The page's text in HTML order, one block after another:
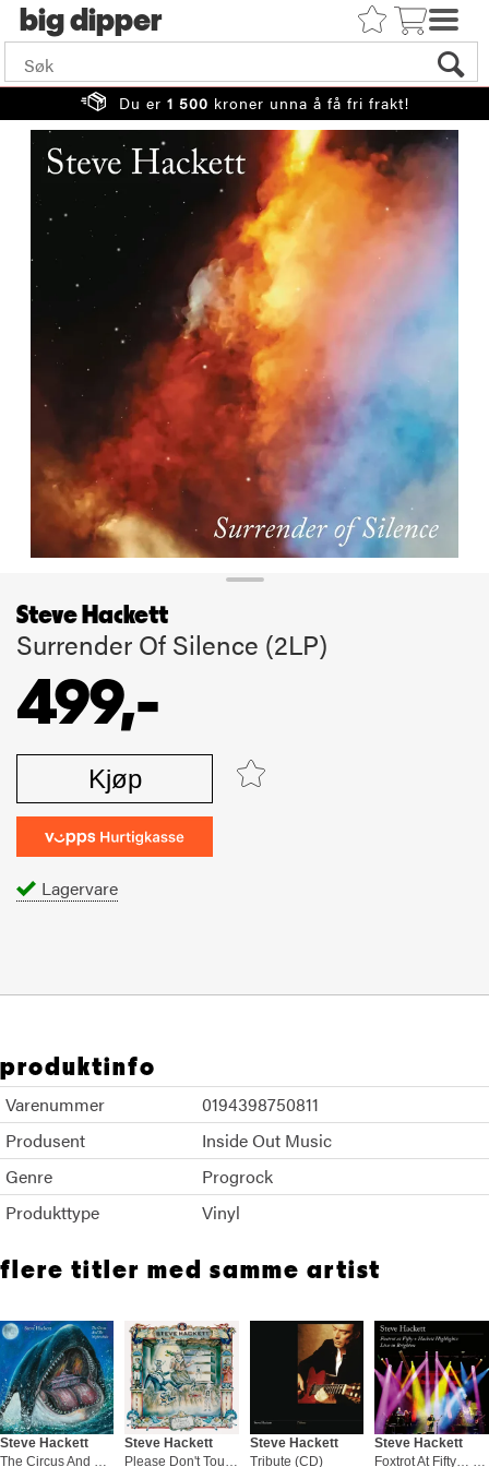
big
Du er 1 500 kroner unna å få fri frakt!
Steve Hackett
Surrender Of Silence (2LP)
499,-
Kjøp
Lagervare
produktinfo
Varenummer
0194398750811
Produsent
Inside Out Music
Genre
Progrock
Produkttype
Vinyl
flere titler med samme artist
Steve Hackett
The Circus And The Nightwhale (LP)
Steve Hackett
Please Don't Touch (CD)
Steve Hackett
Tribute (CD)
Steve Hackett
Foxtrot At Fifty… - LTD (2CD+BD+DVD)